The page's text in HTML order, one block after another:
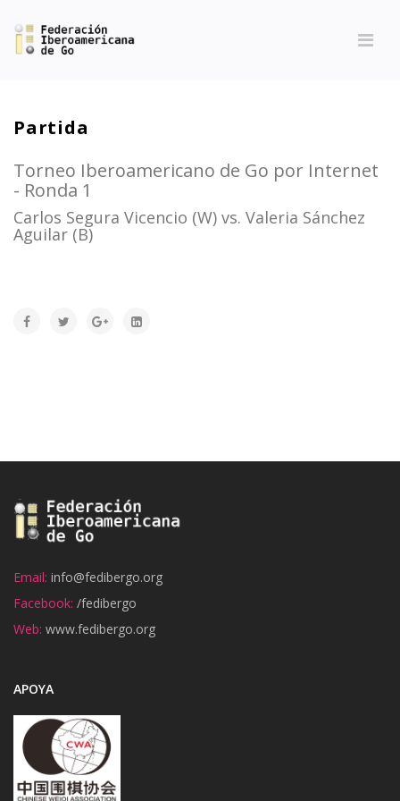
Partida
Torneo Iberoamericano de Go por Internet
- Ronda 1
Carlos Segura Vicencio (W) vs. Valeria Sánchez
Aguilar (B)
Email: info@fedibergo.org
Facebook: /fedibergo
Web: www.fedibergo.org
APOYA